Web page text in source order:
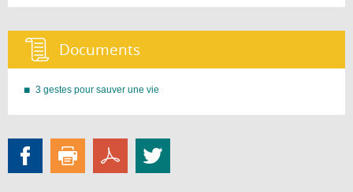
Documents :
3 gestes pour sauver une vie